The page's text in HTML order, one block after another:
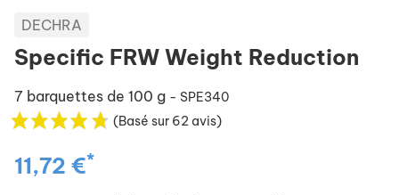
DECHRA
Specific FRW Weight Reduction
7 barquettes de 100 g - SPE340
(Basé sur 62 avis)
11,72 €*